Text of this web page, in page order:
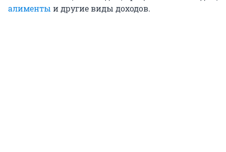
алименты и другие виды доходов.